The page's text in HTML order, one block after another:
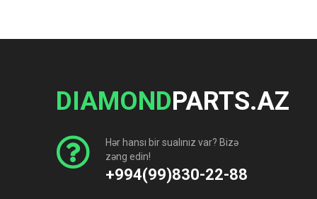
DIAMONDPARTS.AZ
Hər hansı bir sualınız var? Bizə
zəng edin!
+994(99)830-22-88